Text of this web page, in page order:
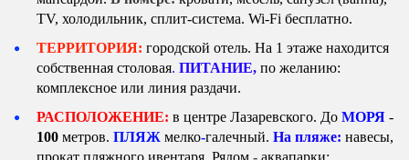
TV, холодильник, сплит-система. Wi-Fi бесплатно.
ТЕРРИТОРИЯ: городской отель. На 1 этаже находится
собственная столовая. ПИТАНИЕ,
комплексное или линия раздачи.
РАСПОЛОЖЕНИЕ: в центре Лазаревского. До МОРЯ
100 метров. ПЛЯЖ мелко-галечный. На пляже: навесы,
прокат пляжного ивентаря. Рядом -